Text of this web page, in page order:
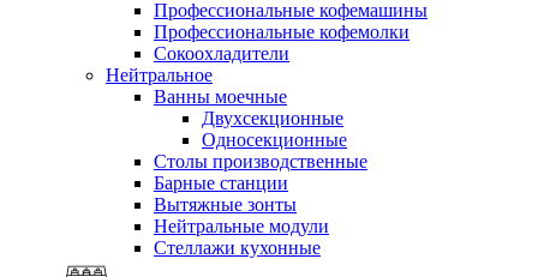
Профессиональные кофемашины
Профессиональные кофемолки
Сокоохладители
Нейтральное
Ванны моечные
Двухсекционные
Односекционные
Столы производственные
Барные станции
Вытяжные зонты
Нейтральные модули
Стеллажи кухонные